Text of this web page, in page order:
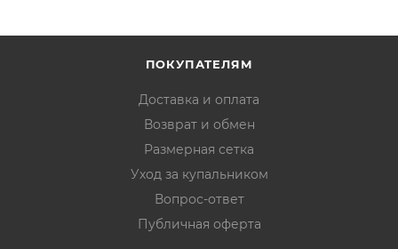
ПОКУПАТЕЛЯМ
Доставка и оплата
Возврат и обмен
Размерная сетка
Уход за купальником
Вопрос-ответ
Публичная оферта